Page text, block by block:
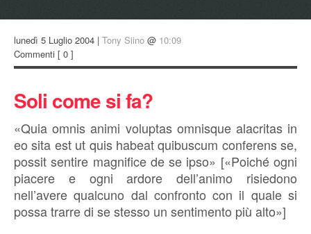
lunedì 5 Luglio 2004 | Tony Siino @ 10:09
Commenti [ 0 ]
Soli come si fa?
«Quia omnis animi voluptas omnisque alacritas in
eo sita est ut quis habeat quibuscum conferens se,
possit sentire magnifice de se ipso» [«Poiché ogni
piacere e ogni ardore dell’animo risiedono
nell’avere qualcuno dal confronto con il quale si
possa trarre di se stesso un sentimento più alto»]